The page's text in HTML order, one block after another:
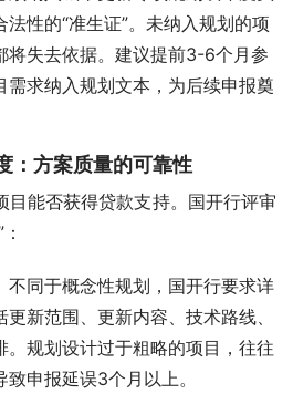
性的“准生证”。未纳入规划的项
将失去依据。建议提前3-6个月参
需求纳入规划文本，为后续申报奠
：方案质量的可靠性
目能否获得贷款支持。国开行评审
不同于概念性规划，国开行要求详
新范围、更新内容、技术路线、
。规划设计过于粗略的项目，往往
申报延误3个月以上。